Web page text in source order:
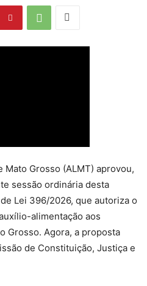
Mato Grosso (ALMT) aprovou,
sessão ordinária desta
Lei 396/2026, que autoriza o
alimentação aos
Grosso. Agora, a proposta
de Constituição, Justiça e